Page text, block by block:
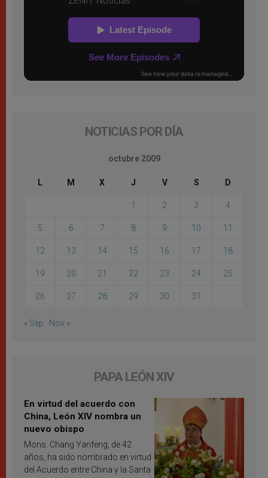
NOTICIAS POR DÍA
octubre 2009
L M X J V S D
1 2 3 4
5 6 7 8 9 10 11
12 13 14 15 16 17 18
19 20 21 22 23 24 25
26 27 28 29 30 31
« Sep Nov »
PAPA LEÓN XIV
En virtud del acuerdo con
China, León XIV nombra un
nuevo obispo
Mons. Chang Yanfeng, de 42
años, ha sido nombrado en virtud
del Acuerdo entre China y la Santa